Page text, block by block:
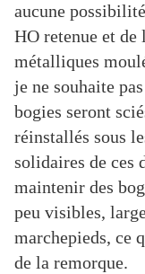
aucune
HO retenue et de
métalliques
je ne souhaite
bogies seront
réinstallés sous
solidaires de ces
maintenir des
peu visibles,
marchepieds, ce
de la remorque.